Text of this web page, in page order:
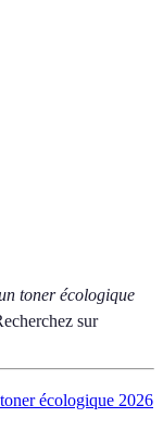
toner écologique
sur
écologique 2026